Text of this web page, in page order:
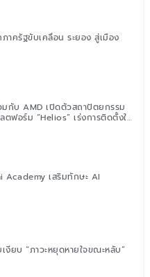
าครัฐขับเคลื่อน ระยอง สู่เมือง
มกับ AMD เปิดตัวสถาปัตยกรรม
ฟอร์ม “Helios” เร่งการติดตั้งใช้
Academy เสริมทักษะ AI
งียบ “ภาวะหยุดหายใจขณะหลับ”